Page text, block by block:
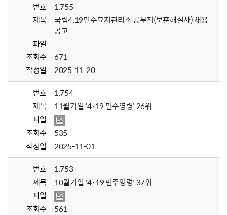
번호
1,755
제목
국립4.19민주묘지관리소 공무직(보훈해설사) 채용
공고
파일
조회수
671
작성일
2025-11-20
번호
1,754
제목
11월기일 '4·19 민주영령' 26위
파일
조회수
535
작성일
2025-11-01
번호
1,753
제목
10월기일 '4·19 민주영령' 37위
파일
조회수
561